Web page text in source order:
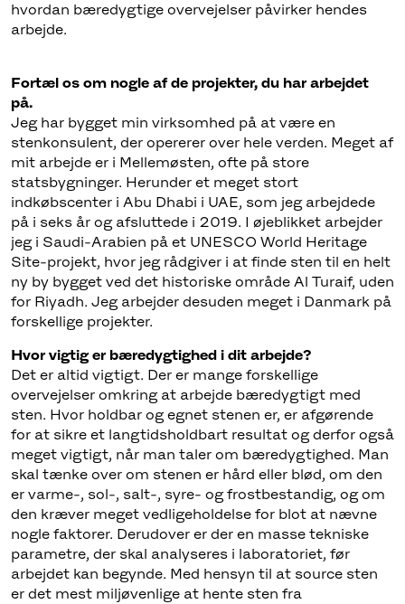
hvordan bæredygtige overvejelser påvirker hendes
arbejde.
Fortæl os om nogle af de projekter, du har arbejdet
på.
Jeg har bygget min virksomhed på at være en
stenkonsulent, der opererer over hele verden. Meget af
mit arbejde er i Mellemøsten, ofte på store
statsbygninger. Herunder et meget stort
indkøbscenter i Abu Dhabi i UAE, som jeg arbejdede
på i seks år og afsluttede i 2019. I øjeblikket arbejder
jeg i Saudi-Arabien på et UNESCO World Heritage
Site-projekt, hvor jeg rådgiver i at finde sten til en helt
ny by bygget ved det historiske område Al Turaif, uden
for Riyadh. Jeg arbejder desuden meget i Danmark på
forskellige projekter.
Hvor vigtig er bæredygtighed i dit arbejde?
Det er altid vigtigt. Der er mange forskellige
overvejelser omkring at arbejde bæredygtigt med
sten. Hvor holdbar og egnet stenen er, er afgørende
for at sikre et langtidsholdbart resultat og derfor også
meget vigtigt, når man taler om bæredygtighed. Man
skal tænke over om stenen er hård eller blød, om den
er varme-, sol-, salt-, syre- og frostbestandig, og om
den kræver meget vedligeholdelse for blot at nævne
nogle faktorer. Derudover er der en masse tekniske
parametre, der skal analyseres i laboratoriet, før
arbejdet kan begynde. Med hensyn til at source sten
er det mest miljøvenlige at hente sten fra